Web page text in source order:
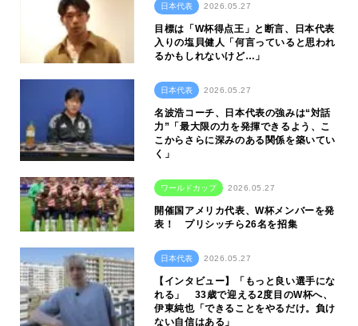
日本代表 2026.05.27
目標は「W杯得点王」と断言、日本代表
入りの塩貝健人「何言っていると思われ
るかもしれないけど…」
日本代表 2026.05.27
名波浩コーチ、日本代表の強みは“対話
力”「最大限の力を発揮できるよう、こ
こからさらに深みのある関係を築いてい
く」
ワールドカップ 2026.05.27
開催国アメリカ代表、W杯メンバーを発
表！ プリシッチら26名を招集
日本代表 2026.05.27
【インタビュー】「もっと良い選手にな
れる」 33歳で迎える2度目のW杯へ、
伊東純也「できることをやるだけ。負け
ない自信はある」